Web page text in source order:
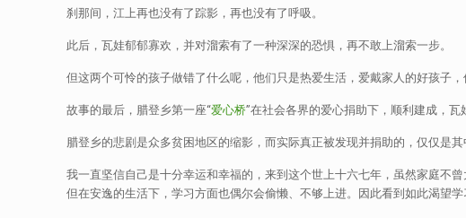
刹那间，江上再也没有了踪影，再也没有了呼吸。
此后，瓦娃郁郁寡欢，并对溜索有了一种深深的恐惧，再不敢上溜索一步。
但这两个可怜的孩子做错了什么呢，他们只是热爱生活，爱戴家人的好孩子
故事的最后，腊登乡第一座“爱心桥”在社会各界的爱心捐助下，顺利建成，
腊登乡的悲剧是众多贫困地区的缩影，而实际真正被发现并捐助的，仅仅是
我一直坚信自己是十分幸运和幸福的，来到这个世上十六七年，虽然家庭不
但在安逸的生活下，学习方面也偶尔会偷懒、不够上进。因此看到如此渴望